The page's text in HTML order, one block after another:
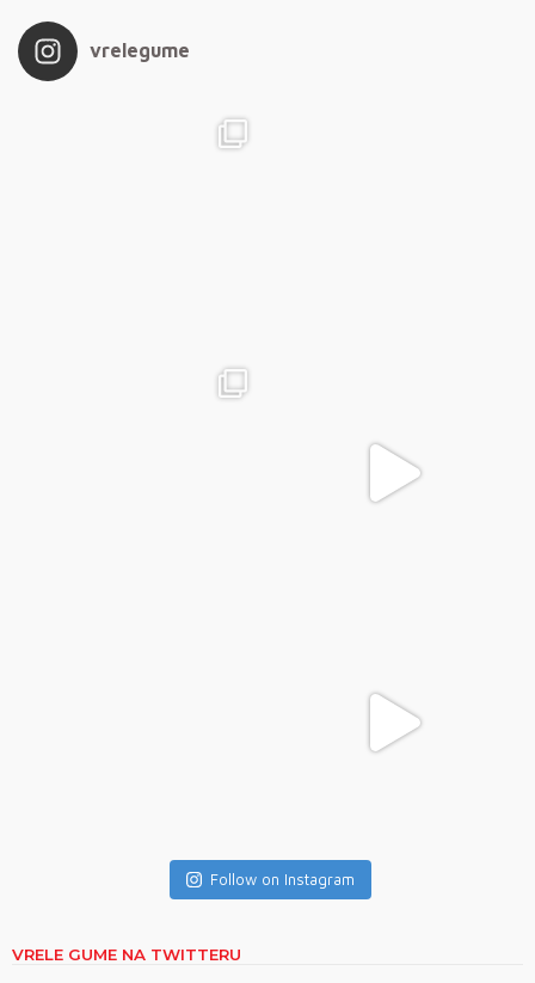
vrelegume
Follow on Instagram
VRELE GUME NA TWITTERU